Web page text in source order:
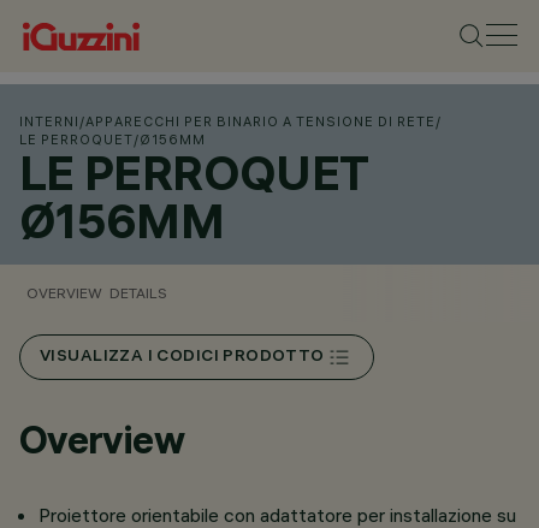
INTERNI /APPARECCHI PER BINARIO A TENSIONE DI RETE /
LE PERROQUET/Ø156MM
LE PERROQUET
Ø156MM
OVERVIEW DETAILS
VISUALIZZA I CODICI PRODOTTO
Overview
Proiettore orientabile con adattatore per installazione su